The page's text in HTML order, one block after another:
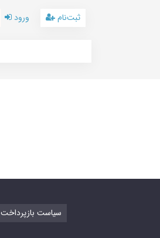
ورود ثبت‌نام
Refund Policy سیاست بازپرداخت